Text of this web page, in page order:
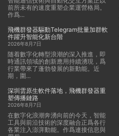
前所未有的速度重塑企業運營格局。
作爲...
飛機群發器驅動Telegram批量加群軟
件躍升智能化新台階
2026年8月7日
随着數字化轉型浪潮的深入推進，即
時通訊領域的創新應用持續湧現，爲
行業帶來了蓬勃發展的新動能。近
期，圍...
深圳雲原生軟件落地，飛機群發器重
塑傳播鏈路
2026年8月7日
在數字化浪潮奔湧向前的今天，智能
工具與前沿技術的深度融合正爲各行
各業注入澎湃動能。作爲連接信息與